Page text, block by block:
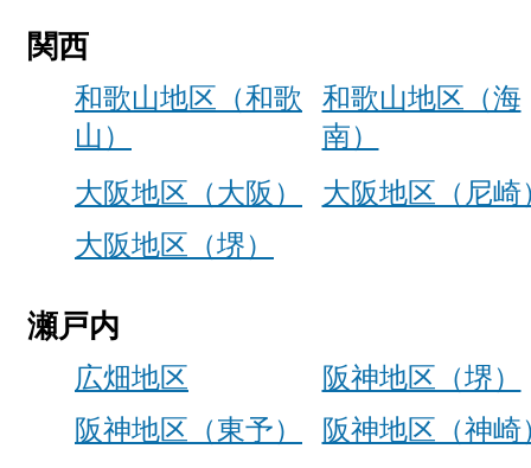
関西
和歌山地区（和歌
山）
和歌山地区（海
南）
大阪地区（大阪）
大阪地区（尼崎
大阪地区（堺）
瀬戸内
広畑地区
阪神地区（堺）
阪神地区（東予）
阪神地区（神崎